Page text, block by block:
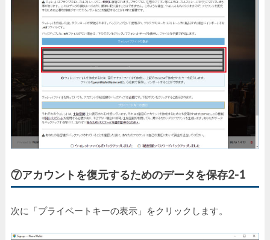
⑦アカウントを復元するためのデータを保存2-1
次に「プライベートキーの表示」をクリックします。